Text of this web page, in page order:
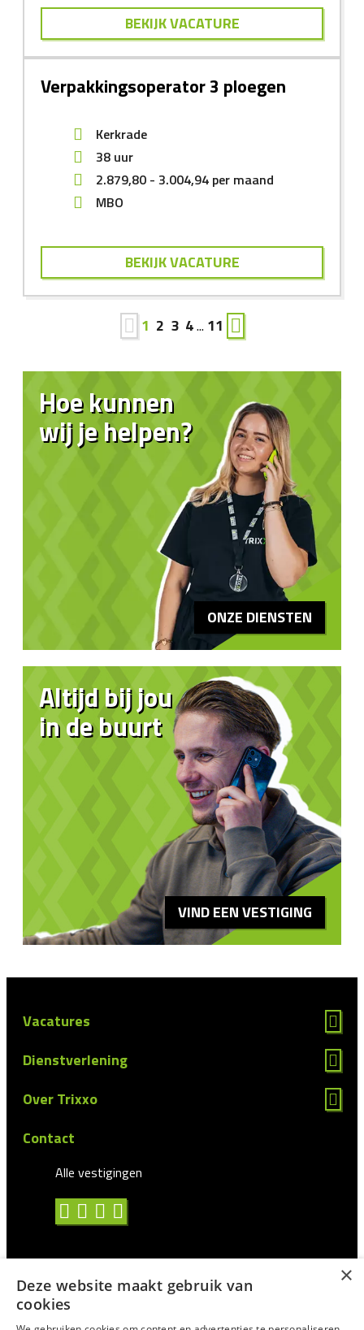
BEKIJK VACATURE
Verpakkingsoperator 3 ploegen
Kerkrade
38 uur
2.879,80 - 3.004,94 per maand
MBO
BEKIJK VACATURE
1 2 3 4... 11
Hoe kunnen
wij je helpen?
ONZE DIENSTEN
Altijd bij jou
in de buurt
VIND EEN VESTIGING
Vacatures
Dienstverlening
Over Trixxo
Contact
Alle vestigingen
Algemene voorwaarden
×
Deze website maakt gebruik van
cookies